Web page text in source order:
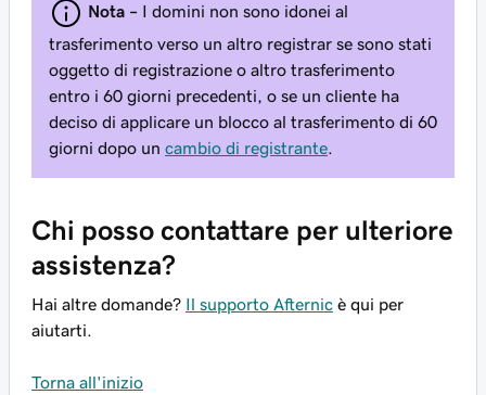
Nota – I domini non sono idonei al
trasferimento verso un altro registrar se sono stati
oggetto di registrazione o altro trasferimento
entro i 60 giorni precedenti, o se un cliente ha
deciso di applicare un blocco al trasferimento di 60
giorni dopo un cambio di registrante
Chi posso contattare per ulteriore
assistenza?
Hai altre domande? Il supporto Afternic è qui per
aiutarti.
Torna all'inizio